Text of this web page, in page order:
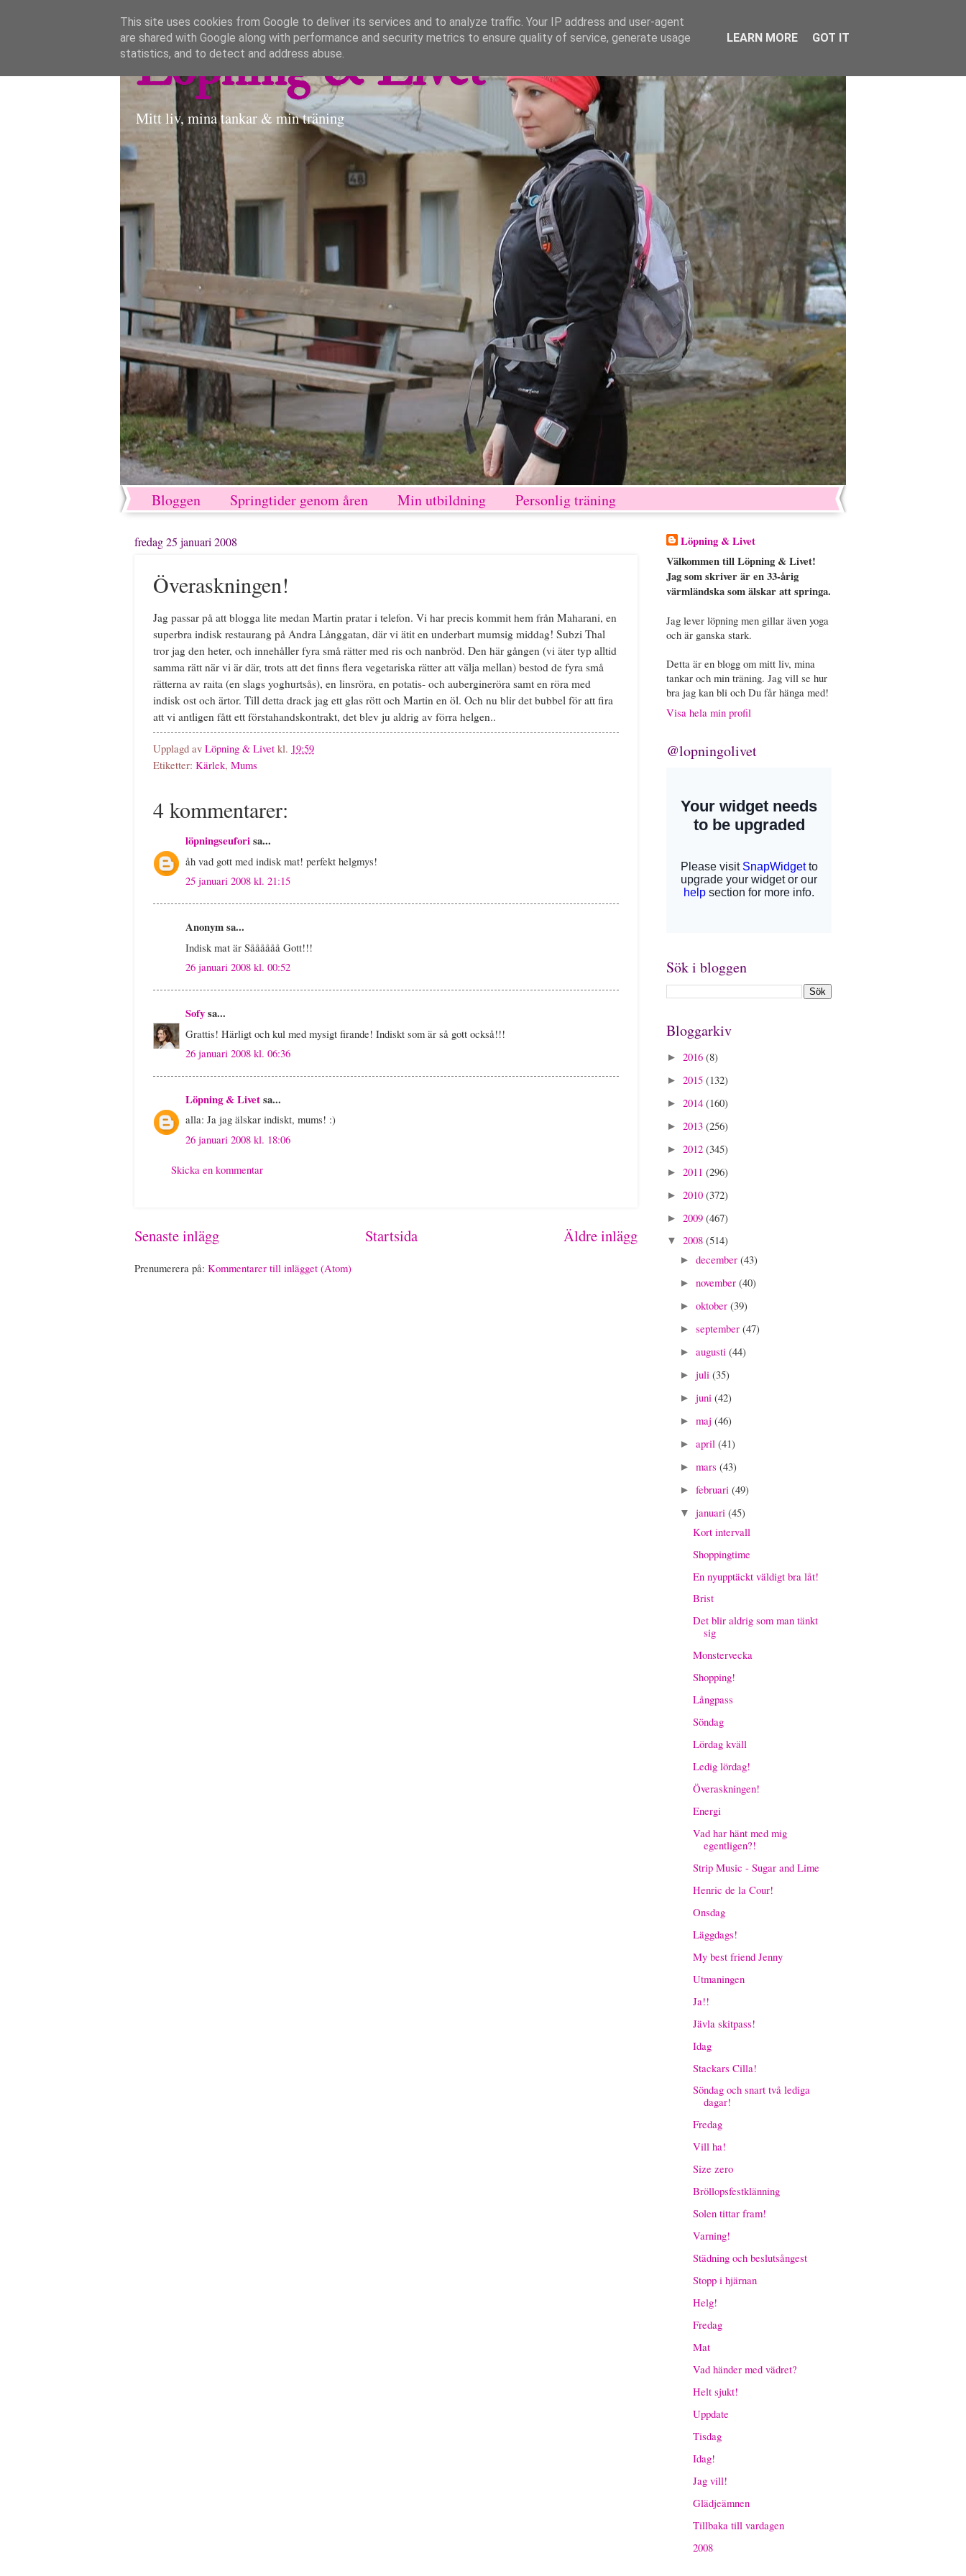
Löpning & Livet
Mitt liv, mina tankar & min träning
Bloggen Springtider genom åren Min utbildning Personlig träning
fredag 25 januari 2008
Överaskningen!
Jag passar på att blogga lite medan Martin pratar i telefon. Vi har precis kommit hem från Maharani, en
superbra indisk restaurang på Andra Långgatan, där vi ätit en underbart mumsig middag! Subzi Thal
tror jag den heter, och innehåller fyra små rätter med ris och nanbröd. Den här gången (vi äter typ alltid
samma rätt när vi är där, trots att det finns flera vegetariska rätter att välja mellan) bestod de fyra små
rätterna av raita (en slags yoghurtsås), en linsröra, en potatis- och aubergineröra samt en röra med
indisk ost och ärtor. Till detta drack jag ett glas rött och Martin en öl. Och nu blir det bubbel för att fira
att vi antligen fått ett förstahandskontrakt, det blev ju aldrig av förra helgen..
Upplagd av Löpning & Livet kl. 19:59
Etiketter: Kärlek, Mums
4 kommentarer:
löpningseuforisa...
åh vad gott med indisk mat! perfekt helgmys!
25 januari 2008 kl. 21:15
Anonym sa...
Indisk mat är Såååååå Gott!!!
26 januari 2008 kl. 00:52
Sofysa...
Grattis! Härligt och kul med mysigt firande! Indiskt som är så gott också!!!
26 januari 2008 kl. 06:36
Löpning & Livetsa...
alla: Ja jag älskar indiskt, mums! :)
26 januari 2008 kl. 18:06
Skicka en kommentar
Senaste inlägg Äldre inlägg
Startsida
Prenumerera på: Kommentarer till inlägget (Atom)
Löpning & Livet
Välkommen till Löpning & Livet!
Jag som skriver är en 33-årig
värmländska som älskar att springa.
Jag lever löpning men gillar även yoga
och är ganska stark.
Detta är en blogg om mitt liv, mina
tankar och min träning. Jag vill se hur
bra jag kan bli och Du får hänga med!
Visa hela min profil
@lopningolivet
Sök i bloggen
Bloggarkiv
► 2016 (8)
► 2015 (132)
► 2014 (160)
► 2013 (256)
► 2012 (345)
► 2011 (296)
► 2010 (372)
► 2009 (467)
▼ 2008 (514)
► december (43)
► november (40)
► oktober (39)
► september (47)
► augusti (44)
► juli (35)
► juni (42)
► maj (46)
► april (41)
► mars (43)
► februari (49)
▼ januari (45)
Kort intervall
Shoppingtime
En nyupptäckt väldigt bra låt!
Brist
Det blir aldrig som man tänkt
sig
Monstervecka
Shopping!
Långpass
Söndag
Lördag kväll
Ledig lördag!
Överaskningen!
Energi
Vad har hänt med mig
egentligen?!
Strip Music - Sugar and Lime
Henric de la Cour!
Onsdag
Läggdags!
My best friend Jenny
Utmaningen
Ja!!
Jävla skitpass!
Idag
Stackars Cilla!
Söndag och snart två lediga
dagar!
Fredag
Vill ha!
Size zero
Bröllopsfestklänning
Solen tittar fram!
Varning!
Städning och beslutsångest
Stopp i hjärnan
Helg!
Fredag
Mat
Vad händer med vädret?
Helt sjukt!
Uppdate
Tisdag
Idag!
Jag vill!
Glädjeämnen
Tillbaka till vardagen
2008
This site uses cookies from Google to deliver its services and to analyze traffic. Your IP address and user-agent
are shared with Google along with performance and security metrics to ensure quality of service, generate usage
statistics, and to detect and address abuse.
LEARN MORE GOT IT